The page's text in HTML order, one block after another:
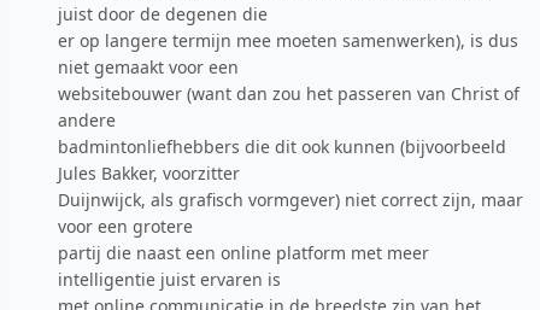
juist door de degenen die
er op langere termijn mee moeten samenwerken), is dus
niet gemaakt voor een
websitebouwer (want dan zou het passeren van Christ of
andere
badmintonliefhebbers die dit ook kunnen (bijvoorbeeld
Jules Bakker, voorzitter
Duijnwijck, als grafisch vormgever) niet correct zijn, maar
voor een grotere
partij die naast een online platform met meer
intelligentie juist ervaren is
met online communicatie in de breedste zin van het